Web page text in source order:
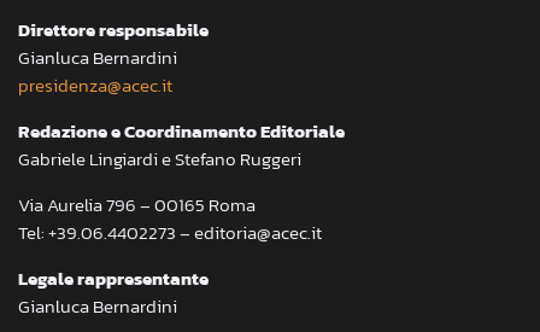
Direttore responsabile
Gianluca Bernardini
presidenza@acec.it
Redazione e Coordinamento Editoriale
Gabriele Lingiardi e Stefano Ruggeri
Via Aurelia 796 – 00165 Roma
Tel: +39.06.4402273 – editoria@acec.it
Legale rappresentante
Gianluca Bernardini